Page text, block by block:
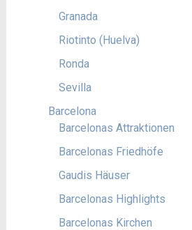
Granada
Riotinto (Huelva)
Ronda
Sevilla
Barcelona
Barcelonas Attraktionen
Barcelonas Friedhöfe
Gaudis Häuser
Barcelonas Highlights
Barcelonas Kirchen